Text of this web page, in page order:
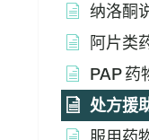
纳洛酮
阿片类
PAP 药
处方援